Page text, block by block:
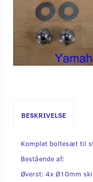
BESKRIVELSE
Komplet boltesæt til
Bestående af:
Øverst: 4x Ø10mm